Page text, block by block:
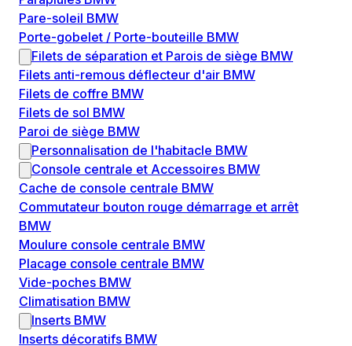
Pare-soleil BMW
Porte-gobelet / Porte-bouteille BMW
Filets de séparation et Parois de siège BMW
Filets anti-remous déflecteur d'air BMW
Filets de coffre BMW
Filets de sol BMW
Paroi de siège BMW
Personnalisation de l'habitacle BMW
Console centrale et Accessoires BMW
Cache de console centrale BMW
Commutateur bouton rouge démarrage et arrêt
BMW
Moulure console centrale BMW
Placage console centrale BMW
Vide-poches BMW
Climatisation BMW
Inserts BMW
Inserts décoratifs BMW